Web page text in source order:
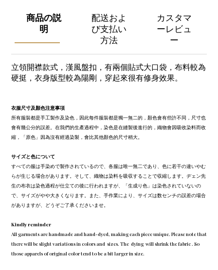
商品の説
明
配送およ
び支払い
方法
カスタマ
ーレビュ
ー
立領開襟款式，漢風盤扣，有兩個貼式大口袋，布料較為
硬挺，衣身版型較為陽剛，穿起來很有修身效果。
衣服尺寸及顏色注意事項
所有服裝都是手工製作及染色，因此每件服裝都是獨一無二的，顏色會有些許不同，尺寸也
會有幾公分的誤差。在我們的生產過程中，染色是在縫製後進行的，織物會因吸收染料而收
縮，「原色」因為沒有經過染製，會比其他顏色的尺寸稍大。
サイズと色について
すべての服は手染めで製作されているので、各服は唯一無二であり、色に若干の違いやむ
らが生じる場合があります。そして、織物は染料を吸収することで収縮します。ヂェン先
生の布衣は染色過程が仕立ての後に行われますが、「生成り色」は染色されていないの
で、サイズがやや大きくなります。また、手作業により、サイズは数センチの誤差の場合
がありますが、どうぞご了承くださいませ。
Kindly reminder
All garments are handmade and hand-dyed, making each piece unique. Please note that
there will be slight variations in colors and sizes. The dying will shrink the fabric . So
those apparels of original color tend to be a bit larger in size.